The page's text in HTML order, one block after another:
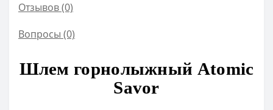
Отзывов (0)
Вопросы (0)
Шлем горнолыжный Atomic
Savor